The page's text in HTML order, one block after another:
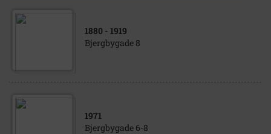
1880 - 1919
Bjergbygade 8
1971
Bjergbygade 6-8